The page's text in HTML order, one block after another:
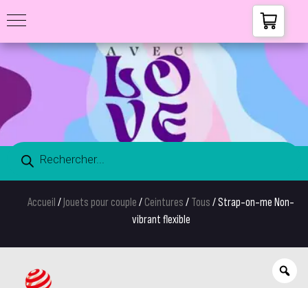
Accueil /Jouets pour couple / Ceintures / Tous / Strap-on-me Non-
vibrant flexible